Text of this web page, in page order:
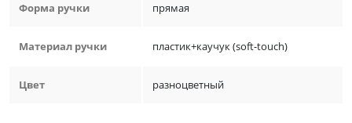
Форма ручки прямая
Материал ручки пластик+каучук (soft-touch)
Цвет разноцветный